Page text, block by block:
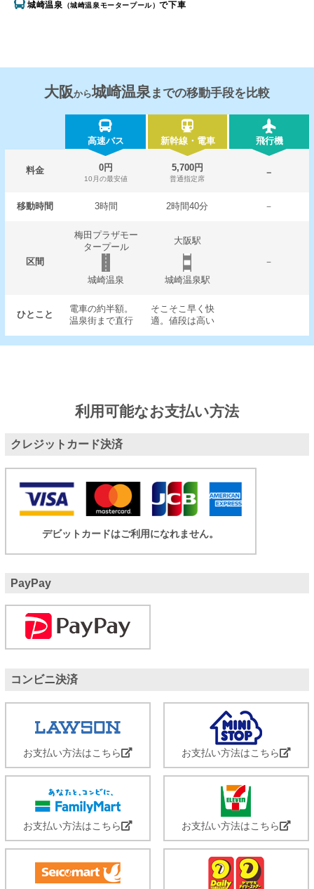
城崎温泉 （城崎温泉モータープール）で下車
大阪から城崎温泉 までの移動手段を比較
高速バス 新幹線・電車 飛行機
料金 0円
10月の最安値
5,700円
普通指定席
－
移動時間 3時間 2時間40分 －
区間
梅田プラザモー
タープール
大阪駅
－
城崎温泉
城崎温泉駅
ひとこと
電車の約半額。
温泉街まで直行
そこそこ早く快
適。値段は高い
利用可能なお支払い方法
クレジットカード決済
デビットカードはご利用になれません。
PayPay
コンビニ決済
お支払い方法はこちら お支払い方法はこちら
お支払い方法はこちら お支払い方法はこちら